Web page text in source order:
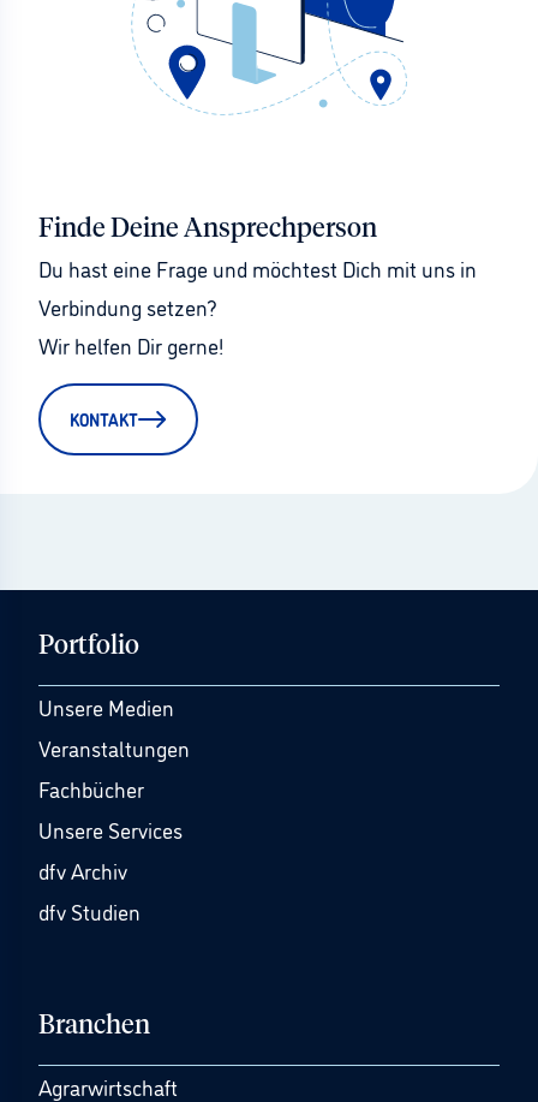
Finde Deine Ansprechperson
Du hast eine Frage und möchtest Dich mit uns in
Verbindung setzen?
Wir helfen Dir gerne!
KONTAKT
Portfolio
Unsere Medien
Veranstaltungen
Fachbücher
Unsere Services
dfv Archiv
dfv Studien
Branchen
Agrarwirtschaft